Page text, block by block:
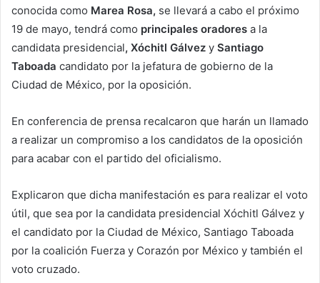
conocida como Marea Rosa, se llevará a cabo el próximo
19 de mayo, tendrá como principales oradores a la
candidata presidencial, Xóchitl Gálvez y Santiago
Taboada candidato por la jefatura de gobierno de la
Ciudad de México, por la oposición.
En conferencia de prensa recalcaron que harán un llamado
a realizar un compromiso a los candidatos de la oposición
para acabar con el partido del oficialismo.
Explicaron que dicha manifestación es para realizar el voto
útil, que sea por la candidata presidencial Xóchitl Gálvez y
el candidato por la Ciudad de México, Santiago Taboada
por la coalición Fuerza y Corazón por México y también el
voto cruzado.